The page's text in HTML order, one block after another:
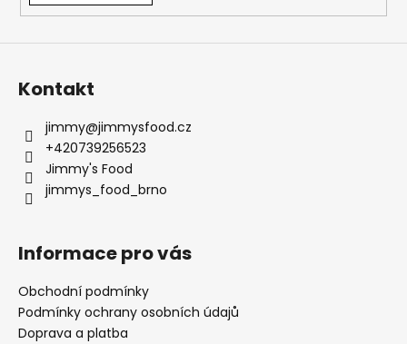
Kontakt
jimmy@jimmysfood.cz
+420739256523
Jimmy's Food
jimmys_food_brno
Informace pro vás
Obchodní podmínky
Podmínky ochrany osobních údajů
Doprava a platba